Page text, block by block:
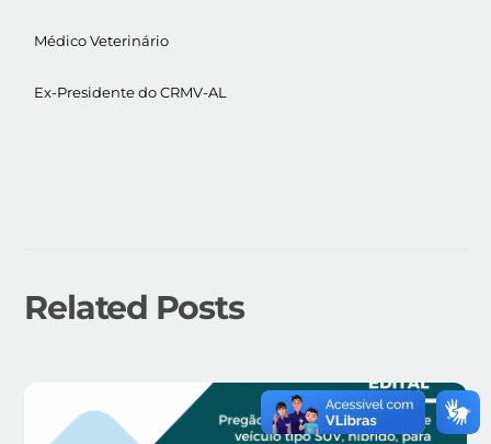
Médico Veterinário
Ex-Presidente do CRMV-AL
Related Posts